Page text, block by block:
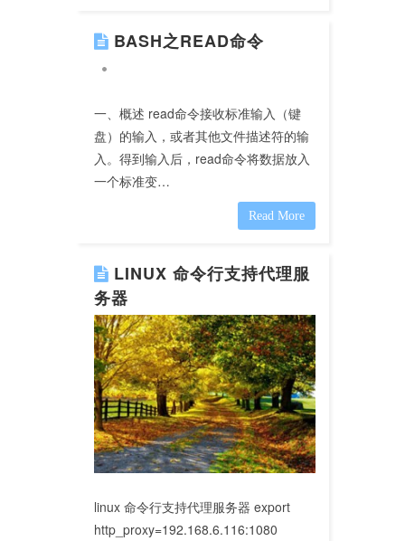
BASH之READ命令
一、概述 read命令接收标准输入（键
盘）的输入，或者其他文件描述符的输
入。得到输入后，read命令将数据放入
一个标准变…
Read More
LINUX 命令行支持代理服
务器
linux 命令行支持代理服务器 export
http_proxy=192.168.6.116:1080